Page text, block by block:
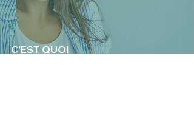
C'EST QUOI